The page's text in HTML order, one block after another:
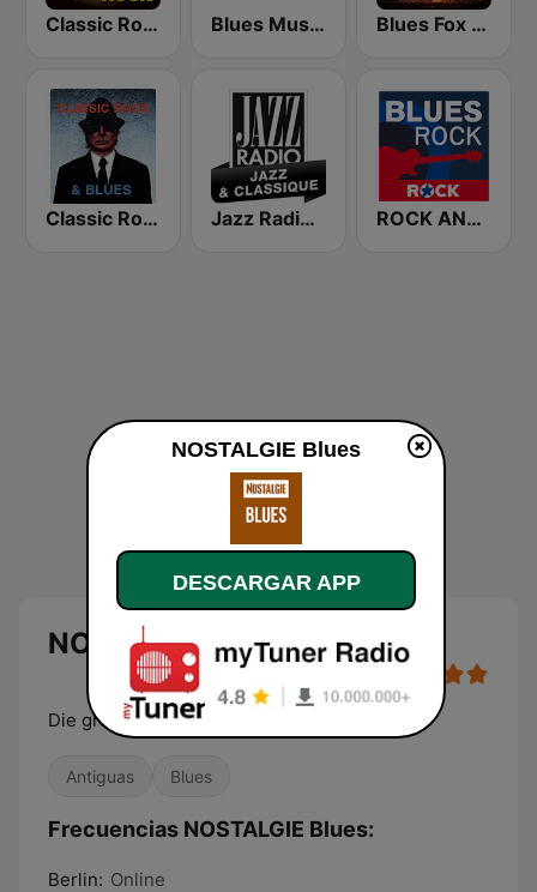
Classic Rock Station Blues Music Fan Radio Blues Fox Radio
Classic Rock & Blues Jazz Radio Jazz & Classique ROCK ANTENNE Blues Rock
NOSTALGIE Blues
Die größten Songs des Blues
Antiguas Blues
Frecuencias NOSTALGIE Blues:
Berlin: Online
NOSTALGIE Blues
DESCARGAR APP